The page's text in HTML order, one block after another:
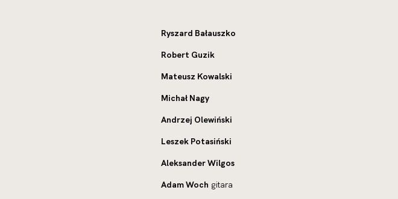
Ryszard Bałauszko
Robert Guzik
Mateusz Kowalski
Michał Nagy
Andrzej Olewiński
Leszek Potasiński
Aleksander Wilgos
Adam Woch gitara